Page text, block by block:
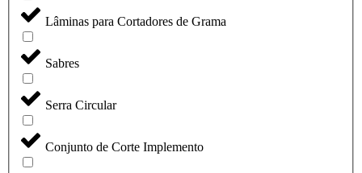
Lâminas para Cortadores de Grama
Sabres
Serra Circular
Conjunto de Corte Implemento